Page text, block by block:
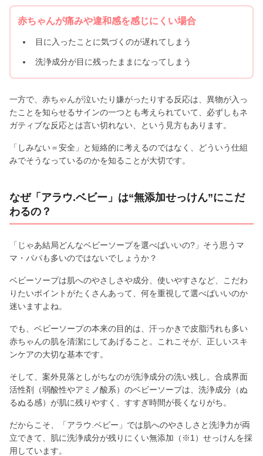
赤ちゃんが痛みや違和感を感じにくい場合
目に入ったことに気づくのが遅れてしまう
洗浄成分が目に残ったままになってしまう
一方で、赤ちゃんが泣いたり嫌がったりする反応は、異物が入っ
たことを知らせるサインの一つとも考えられていて、必ずしもネ
ガティブな反応とは言い切れない、という見方もあります。
「しみない＝安全」と短絡的に考えるのではなく、どういう仕組
みでそうなっているのかを知ることが大切です。
なぜ「アラウ.ベビー」は“無添加せっけん”にこだ
わるの？
「じゃあ結局どんなベビーソープを選べばいいの?」そう思うマ
マ・パパも多いのではないでしょうか？
ベビーソープは肌へのやさしさや成分、使いやすさなど、こだわ
りたいポイントがたくさんあって、何を重視して選べばいいのか
迷いますよね。
でも、ベビーソープの本来の目的は、汗っかきで皮脂汚れも多い
赤ちゃんの肌を清潔にしてあげること。これこそが、正しいスキ
ンケアの大切な基本です。
そして、案外見落としがちなのが洗浄成分の洗い残し。合成界面
活性剤（弱酸性やアミノ酸系）のベビーソープは、洗浄成分（ぬ
るぬる感）が肌に残りやすく、すすぎ時間が長くなりがち。
だからこそ、「アラウ.ベビー」では肌へのやさしさと洗浄力が両
立できて、肌に洗浄成分が残りにくい無添加（※1）せっけんを採
用しています。